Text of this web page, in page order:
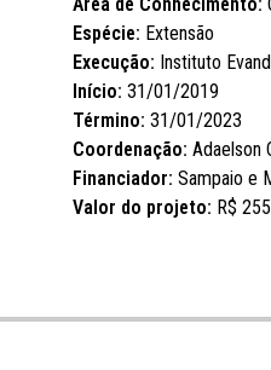
Espécie: Extensão
Execução: Instituto
Início: 31/01/2019
Término: 31/01/2023
Coordenação: Adaelson
Financiador: Sampaio e
Valor do projeto: R$